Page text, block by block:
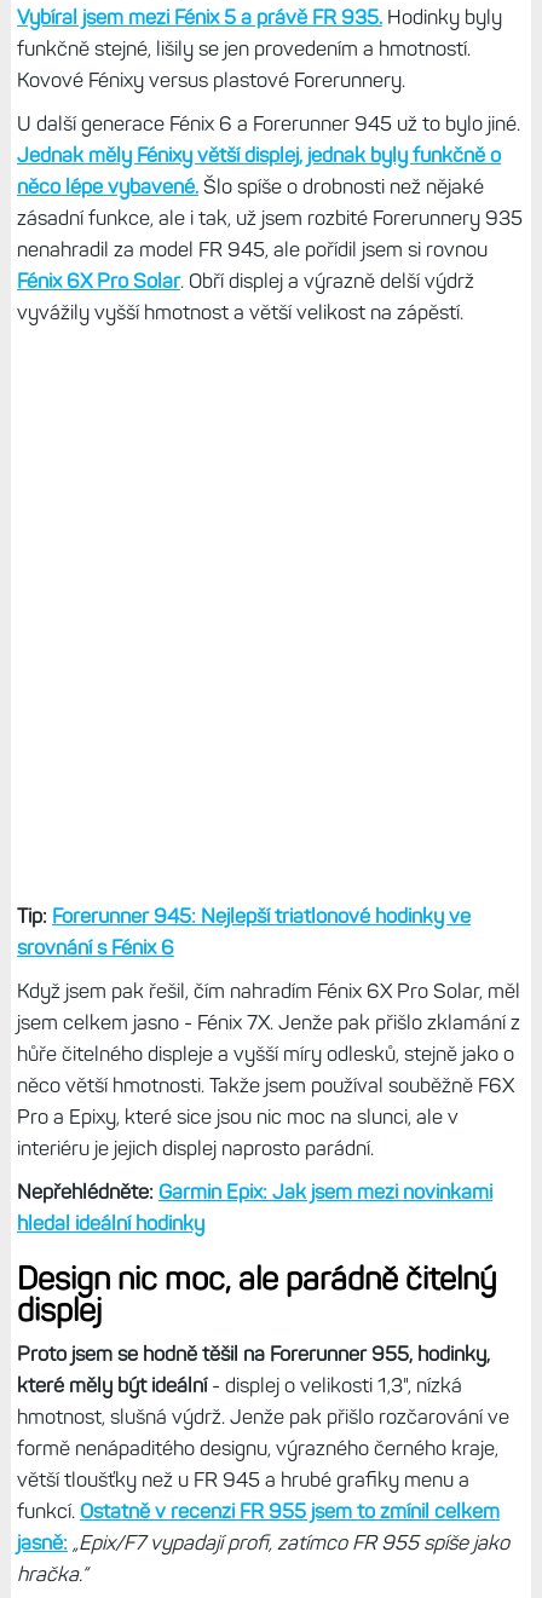
Vybíral jsem mezi Fénix 5 a právě FR 935.Hodinky byly
funkčně stejné, lišily se jen provedením a hmotností.
Kovové Fénixy versus plastové Forerunnery.
U další generace Fénix 6 a Forerunner 945 už to bylo jiné.
Jednak měly Fénixy větší displej, jednak byly funkčně o
něco lépe vybavené.Šlo spíše o drobnosti než nějaké
zásadní funkce, ale i tak, už jsem rozbité Forerunnery 935
nenahradil za model FR 945, ale pořídil jsem si rovnou
Fénix 6X Pro Solar. Obří displej a výrazně delší výdrž
vyvážily vyšší hmotnost a větší velikost na zápěstí.
Tip: Forerunner 945: Nejlepší triatlonové hodinky ve
srovnání s Fénix 6
Když jsem pak řešil, čím nahradím Fénix 6X Pro Solar, měl
jsem celkem jasno - Fénix 7X. Jenže pak přišlo zklamání z
hůře čitelného displeje a vyšší míry odlesků, stejně jako o
něco větší hmotnosti. Takže jsem používal souběžně F6X
Pro a Epixy, které sice jsou nic moc na slunci, ale v
interiéru je jejich displej naprosto parádní.
Nepřehlédněte: Garmin Epix: Jak jsem mezi novinkami
hledal ideální hodinky
Design nic moc, ale parádně čitelný
displej
Proto jsem se hodně těšil na Forerunner 955, hodinky,
které měly být ideální- displej o velikosti 1,3", nízká
hmotnost, slušná výdrž. Jenže pak přišlo rozčarování ve
formě nenápaditého designu, výrazného černého kraje,
větší tloušťky než u FR 945 a hrubé grafiky menu a
funkcí. Ostatně v recenzi FR 955 jsem to zmínil celkem
jasně: „Epix/F7 vypadají profi, zatímco FR 955 spíše jako
hračka.“